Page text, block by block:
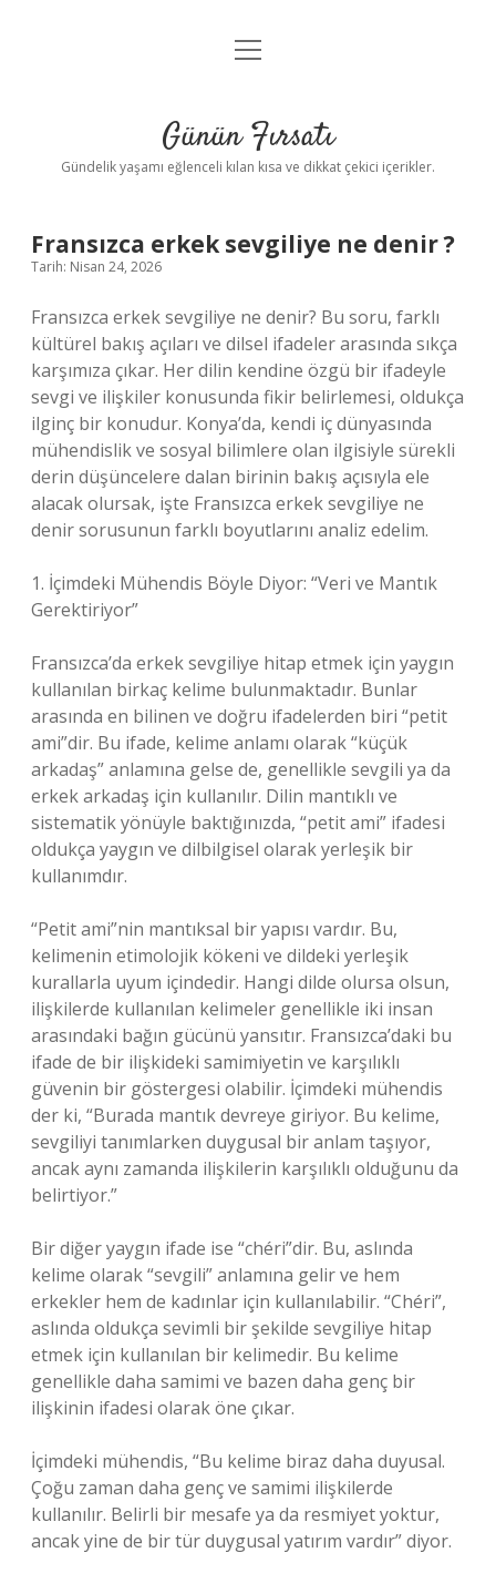
Anasayfa
Yasal Uyarı
menüyü
Günün Fırsatı
Gündelik yaşamı eğlenceli kılan kısa ve dikkat çekici içerikler.
Fransızca erkek sevgiliye ne denir ?
Tarih: Nisan 24, 2026
Fransızca erkek sevgiliye ne denir? Bu soru, farklı
kültürel bakış açıları ve dilsel ifadeler arasında sıkça
karşımıza çıkar. Her dilin kendine özgü bir ifadeyle
sevgi ve ilişkiler konusunda fikir belirlemesi, oldukça
ilginç bir konudur. Konya’da, kendi iç dünyasında
mühendislik ve sosyal bilimlere olan ilgisiyle sürekli
derin düşüncelere dalan birinin bakış açısıyla ele
alacak olursak, işte Fransızca erkek sevgiliye ne
denir sorusunun farklı boyutlarını analiz edelim.
1. İçimdeki Mühendis Böyle Diyor: “Veri ve Mantık
Gerektiriyor”
Fransızca’da erkek sevgiliye hitap etmek için yaygın
kullanılan birkaç kelime bulunmaktadır. Bunlar
arasında en bilinen ve doğru ifadelerden biri “petit
ami”dir. Bu ifade, kelime anlamı olarak “küçük
arkadaş” anlamına gelse de, genellikle sevgili ya da
erkek arkadaş için kullanılır. Dilin mantıklı ve
sistematik yönüyle baktığınızda, “petit ami” ifadesi
oldukça yaygın ve dilbilgisel olarak yerleşik bir
kullanımdır.
“Petit ami”nin mantıksal bir yapısı vardır. Bu,
kelimenin etimolojik kökeni ve dildeki yerleşik
kurallarla uyum içindedir. Hangi dilde olursa olsun,
ilişkilerde kullanılan kelimeler genellikle iki insan
arasındaki bağın gücünü yansıtır. Fransızca’daki bu
ifade de bir ilişkideki samimiyetin ve karşılıklı
güvenin bir göstergesi olabilir. İçimdeki mühendis
der ki, “Burada mantık devreye giriyor. Bu kelime,
sevgiliyi tanımlarken duygusal bir anlam taşıyor,
ancak aynı zamanda ilişkilerin karşılıklı olduğunu da
belirtiyor.”
Bir diğer yaygın ifade ise “chéri”dir. Bu, aslında
kelime olarak “sevgili” anlamına gelir ve hem
erkekler hem de kadınlar için kullanılabilir. “Chéri”,
aslında oldukça sevimli bir şekilde sevgiliye hitap
etmek için kullanılan bir kelimedir. Bu kelime
genellikle daha samimi ve bazen daha genç bir
ilişkinin ifadesi olarak öne çıkar.
İçimdeki mühendis, “Bu kelime biraz daha duyusal.
Çoğu zaman daha genç ve samimi ilişkilerde
kullanılır. Belirli bir mesafe ya da resmiyet yoktur,
ancak yine de bir tür duygusal yatırım vardır” diyor.